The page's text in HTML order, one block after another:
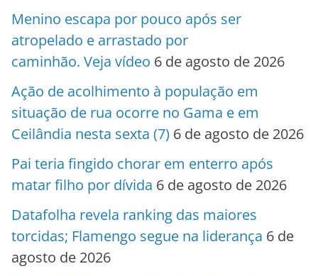
Menino escapa por pouco após ser
atropelado e arrastado por
caminhão. Veja vídeo 6 de agosto de 2026
Ação de acolhimento à população em
situação de rua ocorre no Gama e em
Ceilândia nesta sexta (7) 6 de agosto de 2026
Pai teria fingido chorar em enterro após
matar filho por dívida 6 de agosto de 2026
Datafolha revela ranking das maiores
torcidas; Flamengo segue na liderança 6 de
agosto de 2026